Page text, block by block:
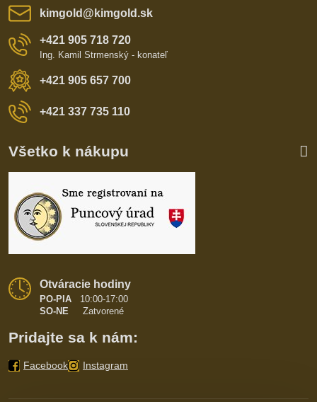
kimgold​@kimgold​.sk
+421 905 718 720
Ing. Kamil Strmenský - konateľ
+421 905 657 700
+421 337 735 110
Všetko k nákupu
Otváracie hodiny
PO-PIA
10:00-17:00
SO-NE Zatvorené
Pridajte sa k nám:
Facebook Instagram